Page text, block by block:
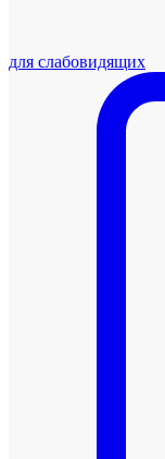
для слабовидящих